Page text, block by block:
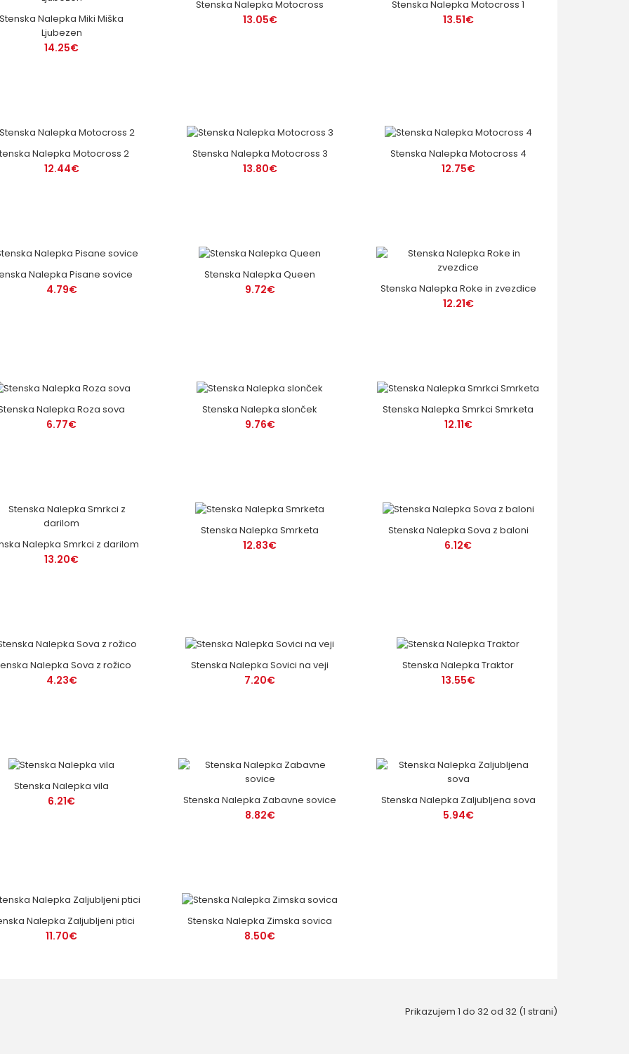
Stenska Nalepka Miki Miška
Ljubezen
14.25€
Stenska Nalepka Motocross
13.05€
Stenska Nalepka Motocross 1
13.51€
Nalepka Motocross 2
12.44€
Stenska Nalepka Motocross 3
13.80€
Stenska Nalepka Motocross 4
12.75€
Nalepka Pisane sovice
4.79€
Stenska Nalepka Queen
9.72€ Stenska Nalepka Roke in zvezdice
12.21€
Nalepka Roza sova
6.77€
Stenska Nalepka slonček
9.76€
Stenska Nalepka Smrkci Smrketa
12.11€
Nalepka Smrkci z darilom
13.20€
Stenska Nalepka Smrketa
12.83€
Stenska Nalepka Sova z baloni
6.12€
Nalepka Sova z rožico
4.23€
Stenska Nalepka Sovici na veji
7.20€
Stenska Nalepka Traktor
13.55€
Stenska Nalepka vila
6.21€ Stenska Nalepka Zabavne sovice
8.82€
Stenska Nalepka Zaljubljena sova
5.94€
Nalepka Zaljubljeni ptici
11.70€
Stenska Nalepka Zimska sovica
8.50€
Prikazujem 1 do 32 od 32 (1 strani)